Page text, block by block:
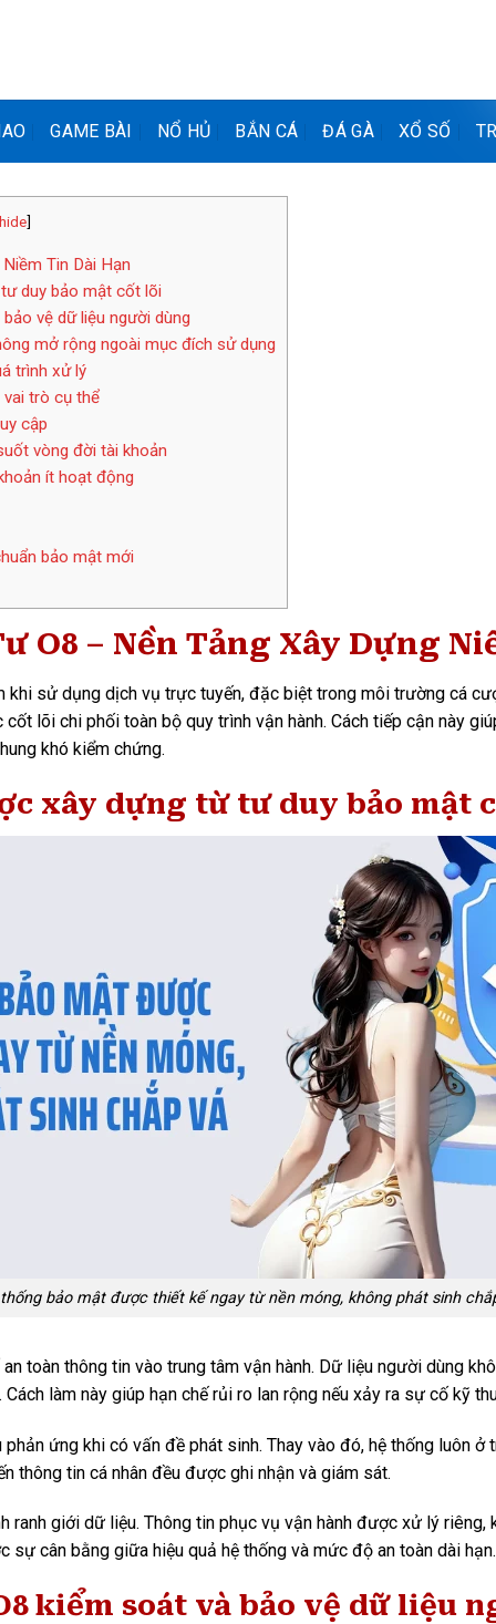
GAME BÀI NỔ HỦ BẮN CÁ ĐÁ GÀ XỔ SỐ
hide]
Tin Dài Hạn
duy bảo mật cốt lõi
vệ dữ liệu người dùng
mở rộng ngoài mục đích sử dụng
trình xử lý
trò cụ thể
cập
vòng đời tài khoản
ít hoạt động
bảo mật mới
O8 – Nền Tảng Xây Dựng
khi sử dụng dịch vụ trực tuyến, đặc biệt trong môi trường cá
lõi chi phối toàn bộ quy trình vận hành. Cách tiếp cận này
khó kiểm chứng.
xây dựng từ tư duy bảo mật
bảo mật được thiết kế ngay từ nền móng, không phát sinh
toàn thông tin vào trung tâm vận hành. Dữ liệu người dùng
làm này giúp hạn chế rủi ro lan rộng nếu xảy ra sự cố kỹ
ứng khi có vấn đề phát sinh. Thay vào đó, hệ thống luôn
thông tin cá nhân đều được ghi nhận và giám sát.
ranh giới dữ liệu. Thông tin phục vụ vận hành được xử lý
sự cân bằng giữa hiệu quả hệ thống và mức độ an toàn dài hạn.
kiểm soát và bảo vệ dữ liệu